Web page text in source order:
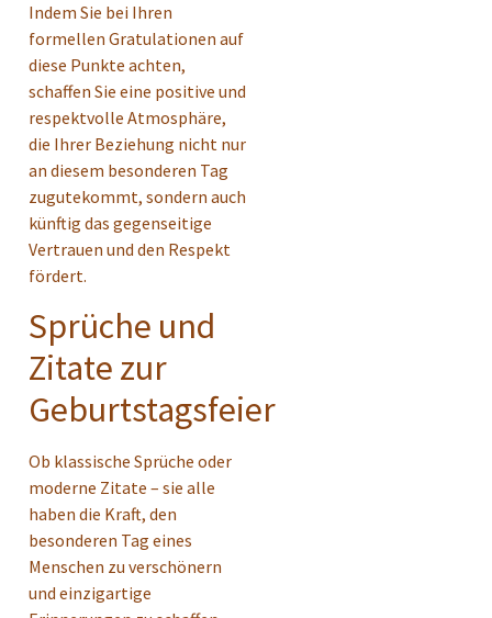
Indem Sie bei Ihren
formellen Gratulationen auf
diese Punkte achten,
schaffen Sie eine positive und
respektvolle Atmosphäre,
die Ihrer Beziehung nicht nur
an diesem besonderen Tag
zugutekommt, sondern auch
künftig das gegenseitige
Vertrauen und den Respekt
fördert.
Sprüche und
Zitate zur
Geburtstagsfeier
Ob klassische Sprüche oder
moderne Zitate – sie alle
haben die Kraft, den
besonderen Tag eines
Menschen zu verschönern
und einzigartige